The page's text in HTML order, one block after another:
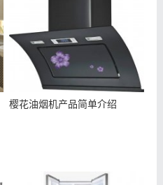
樱花油烟机产品简单介绍